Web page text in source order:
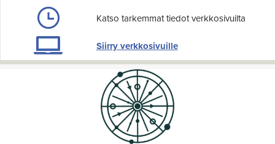
Katso tarkemmat tiedot verkkosivuilta
Siirry verkkosivuille